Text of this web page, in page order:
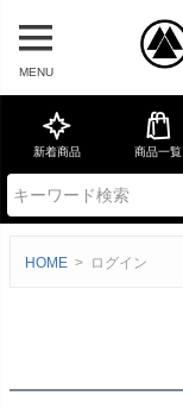
MENU
新着商品 商品一覧
HOME ログイン